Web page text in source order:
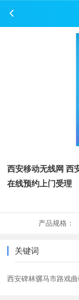
西安移动无线网 西
在线预约上门受理
产品规格：
关键词
西安碑林骡马市路戏